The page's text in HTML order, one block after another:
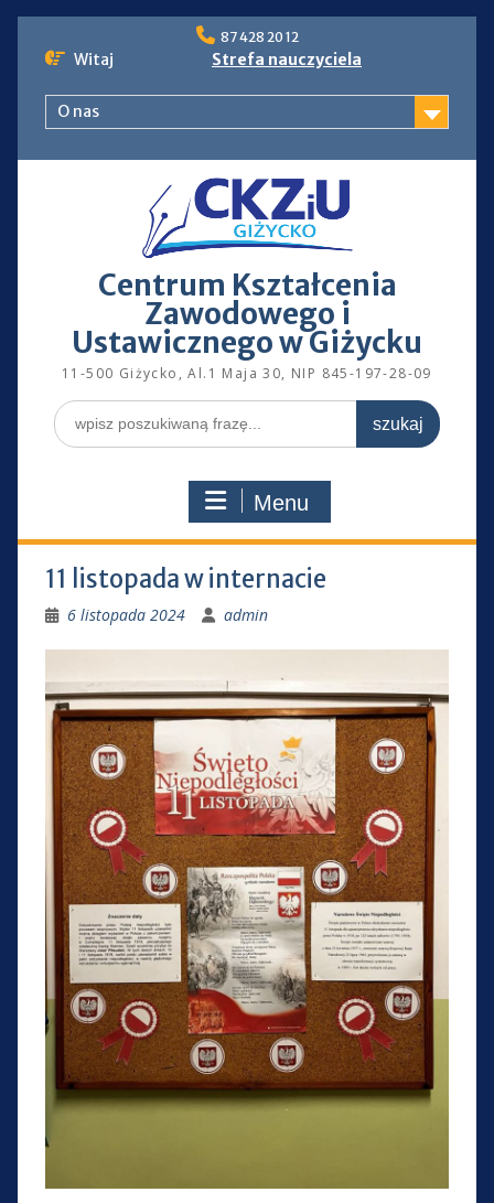
to
87 428 20 12
Witaj Strefa nauczyciela
O nas
Centrum Kształcenia
Zawodowego i
Ustawicznego w Giżycku
11-500 Giżycko, Al.1 Maja 30, NIP 845-197-28-09
Search
for:
Menu
11 listopada w internacie
6 listopada 2024 admin